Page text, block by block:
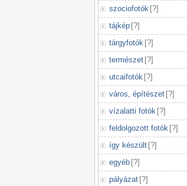
szociofotók [?]
tájkép [?]
tárgyfotók [?]
természet [?]
utcaifotók [?]
város, építészet [?]
vízalatti fotók [?]
feldolgozott fotók [?]
így készült [?]
egyéb [?]
pályázat [?]